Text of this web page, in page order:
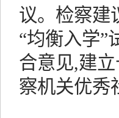
议。检察建
“均衡入学”
合意见,建
察机关优秀